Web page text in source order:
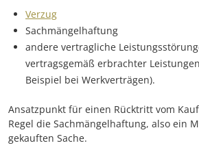
Verzug
Sachmängelhaftung
andere vertragliche
vertragsgemäß erbrachter
Beispiel bei Werkverträgen).
Ansatzpunkt für einen Rücktritt vom
Regel die Sachmängelhaftung, also ein
gekauften Sache.